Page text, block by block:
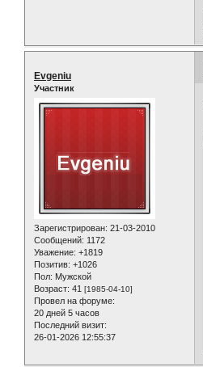
Evgeniu
Участник
Зарегистрирован: 21-03-2010
Сообщений: 1172
Уважение: +1819
Позитив: +1026
Пол: Мужской
Возраст: 41 [1985-04-10]
Провел на форуме:
20 дней 5 часов
Последний визит:
26-01-2026 12:55:37